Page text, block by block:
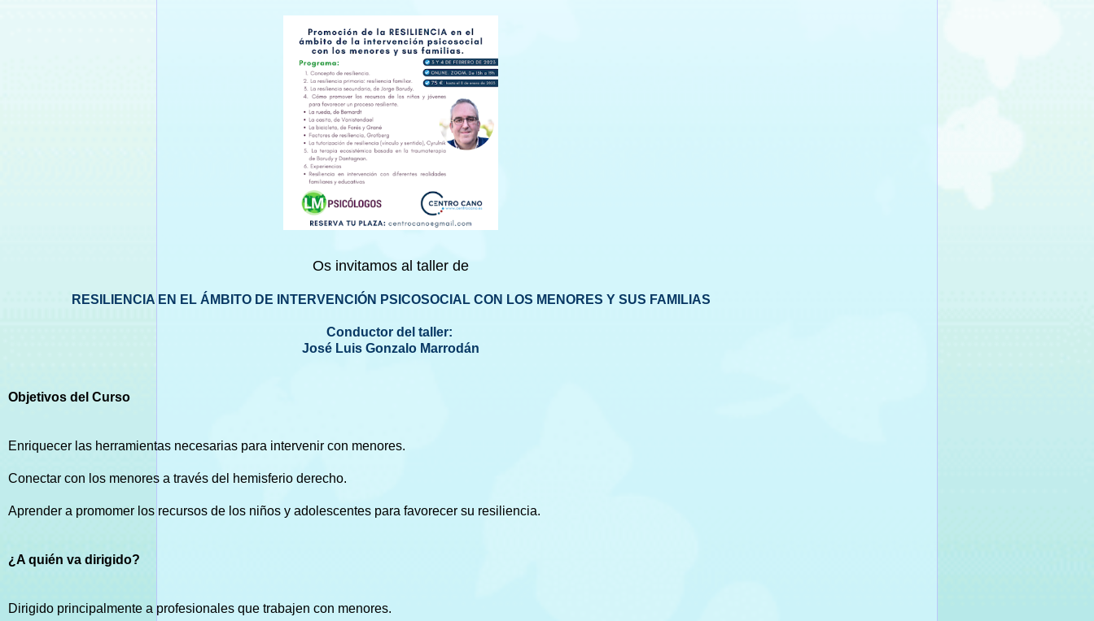
Os invitamos al taller de
RESILIENCIA EN EL ÁMBITO DE INTERVENCIÓN PSICOSOCIAL CON LOS MENORES Y SUS FAMILIAS
Conductor del taller:
José Luis Gonzalo Marrodán
Objetivos del Curso
Enriquecer las herramientas necesarias para intervenir con menores.
Conectar con los menores a través del hemisferio derecho.
Aprender a promomer los recursos de los niños y adolescentes para favorecer su resiliencia.
¿A quién va dirigido?
Dirigido principalmente a profesionales que trabajen con menores.